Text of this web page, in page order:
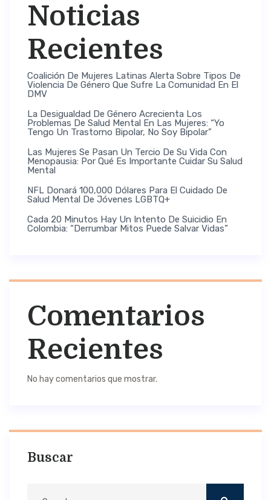
Noticias
Recientes
Coalición De Mujeres Latinas Alerta Sobre Tipos De
Violencia De Género Que Sufre La Comunidad En El
DMV
La Desigualdad De Género Acrecienta Los
Problemas De Salud Mental En Las Mujeres: “Yo
Tengo Un Trastorno Bipolar, No Soy Bipolar”
Las Mujeres Se Pasan Un Tercio De Su Vida Con
Menopausia: Por Qué Es Importante Cuidar Su Salud
Mental
NFL Donará 100,000 Dólares Para El Cuidado De
Salud Mental De Jóvenes LGBTQ+
Cada 20 Minutos Hay Un Intento De Suicidio En
Colombia: “Derrumbar Mitos Puede Salvar Vidas”
Comentarios
Recientes
No hay comentarios que mostrar.
Buscar